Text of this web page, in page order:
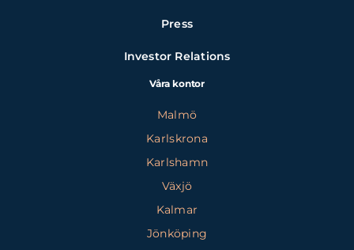
Press
Investor Relations
Våra kontor
Malmö
Karlskrona
Karlshamn
Växjö
Kalmar
Jönköping